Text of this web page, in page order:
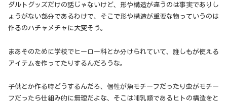
ダルトグッズだけの話じゃないけど、形や構造が違うのは事実でありし
ょうがない部分であるわけで、そこで形や構造が重要な物っていうのは
作るのハチャメチャに大変そう。
まあそのために学校でヒーロー科とか分けられていて、誰しもが使える
アイテムを作ってたりするんだろうな。
子供とか作る時どうするんだろ、個性が魚モチーフだったり虫がモチー
フだったら仕組み的に無理だよな、そこは哺乳類であるヒトの構造をと